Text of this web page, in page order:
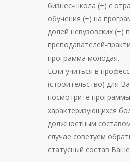
бизнес-школа (+) с
обучения (+) на
долей невузовских (+)
преподавателей-
программа молодая.
Если учиться в
(строительство) для
посмотрите
характеризующихся
должностным
случае советуем
статусный состав